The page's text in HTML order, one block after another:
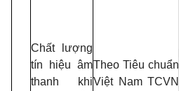
Chất lượng
tín hiệu âm
thanh khi
Theo Tiêu chuẩn
Việt Nam TCVN